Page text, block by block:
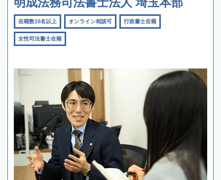
在籍数10名以上 オンライン相談可 行政書士在籍
女性司法書士在籍